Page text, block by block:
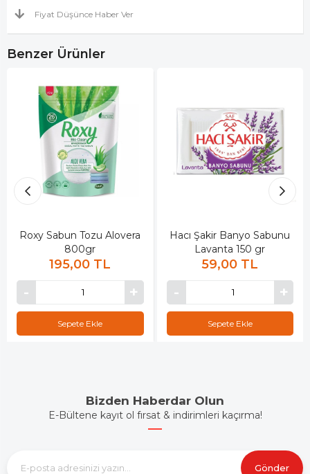
Fiyat Düşünce Haber Ver
Benzer Ürünler
Roxy Sabun Tozu Alovera
800gr
195,00 TL
Sepete Ekle
Hacı Şakir Banyo Sabunu
Lavanta 150 gr
59,00 TL
Sepete Ekle
Bizden Haberdar Olun
E-Bültene kayıt ol fırsat & indirimleri kaçırma!
Gönder